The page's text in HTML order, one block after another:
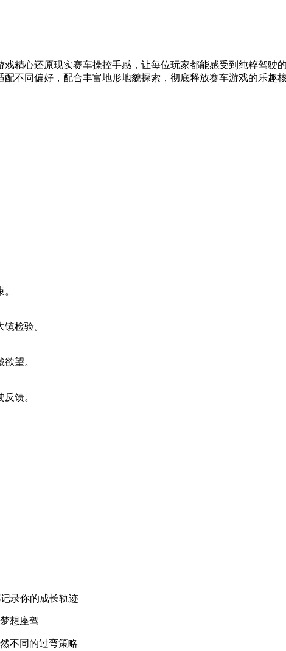
精心还原现实赛车操控手感，让每位玩家都能感受到纯粹驾驶
不同偏好，配合丰富地形地貌探索，彻底释放赛车游戏的乐趣核
检验。
望。
馈。
录你的成长轨迹
想座驾
不同的过弯策略